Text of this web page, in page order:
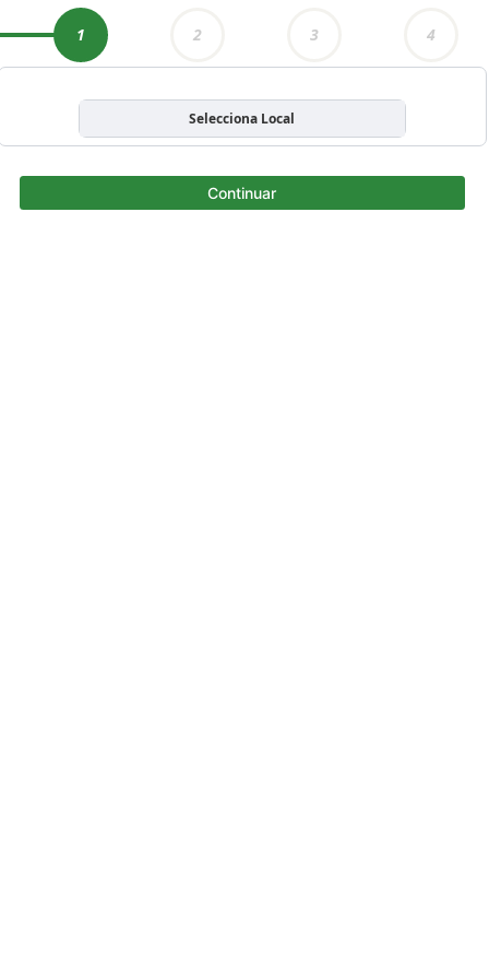
1 2 3 4
Selecciona Local
Continuar